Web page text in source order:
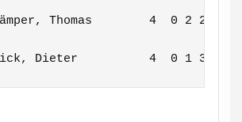
Thomas        4  0 2 2
Dieter          4  0 1 3